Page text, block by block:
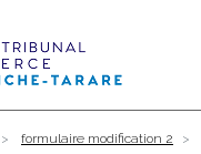
formulaire modification 2